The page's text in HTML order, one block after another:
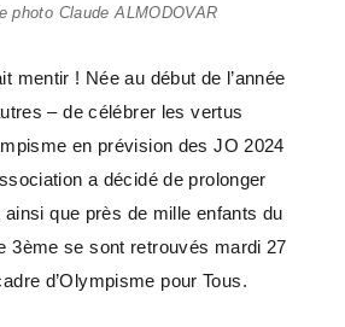
photo Claude ALMODOVAR
mentir ! Née au début de l’année
– de célébrer les vertus
en prévision des JO 2024
a décidé de prolonger
ainsi que près de mille enfants du
3ème se sont retrouvés mardi 27
d’Olympisme pour Tous.